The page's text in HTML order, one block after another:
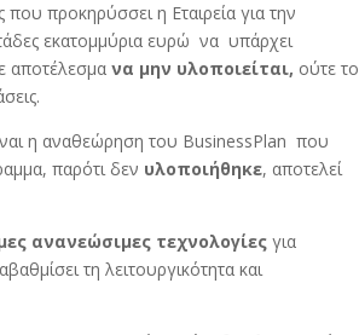
που προκηρύσσει η Εταιρεία για την
εκατομμύρια ευρώ να υπάρχει
αποτέλεσμανα μην υλοποιείται, ούτε το
η αναθεώρηση του BusinessPlan που
παρότι δεν υλοποιήθηκε, αποτελεί
ανανεώσιμες τεχνολογίες για
τη λειτουργικότητα και